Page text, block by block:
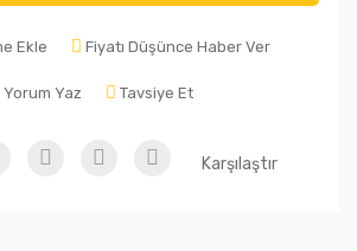
Ekle Fiyatı Düşünce Haber Ver
Yorum Yaz Tavsiye Et
Karşılaştır